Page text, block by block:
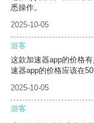
悉操作。
2025-10-05
游客
这款加速器app的价格
速器app的价格应该在
2025-10-05
游客